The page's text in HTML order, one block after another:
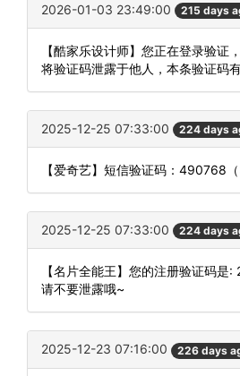
2026-01-03 23:49:00 215 days
【酷家乐设计师】您正在登录验证
将验证码泄露于他人，本条验证码
2025-12-25 07:33:00 224 days
【爱奇艺】短信验证码：490768
2025-12-25 07:33:00 224 days
【名片全能王】您的注册验证码是
请不要泄露哦~
2025-12-23 07:16:00 226 days